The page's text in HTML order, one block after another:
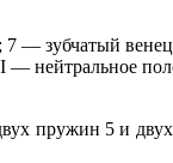
— зубчатый
нейтральное
пружин 5 и